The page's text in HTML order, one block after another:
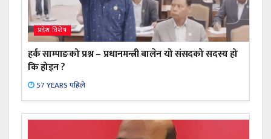
प्रदेश विशेष
हर्क साम्पाङको प्रश्न – प्रधानमन्त्री बालेन यो संसदको सदस्य हो
कि होइन ?
57 YEARS पहिले